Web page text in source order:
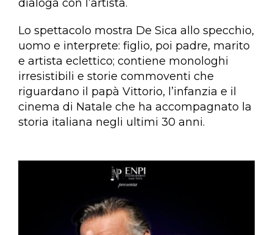
dialoga con l’artista.
Lo spettacolo mostra De Sica allo specchio,
uomo e interprete: figlio, poi padre, marito
e artista eclettico; contiene monologhi
irresistibili e storie commoventi che
riguardano il papà Vittorio, l’infanzia e il
cinema di Natale che ha accompagnato la
storia italiana negli ultimi 30 anni.